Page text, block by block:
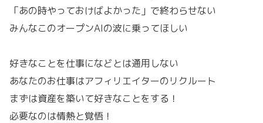
「あの時やっておけばよかった」で終わらせない
みんなこのオープンAIの波に乗ってほしい
好きなことを仕事になどとは通用しない
あなたのお仕事はアフィリエイターのリクルート
まずは資産を築いて好きなことをする！
必要なのは情熱と覚悟！